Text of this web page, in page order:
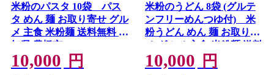
米粉のパスタ 10袋 パス
タ めん 麺 お取り寄せ グル
メ 主食 米粉麺 送料無料 愛
知県 豊橋市
10,000 円
米粉のうどん 8袋 (グルテ
ンフリーめんつゆ付) 米
粉うどん めん 麺 お取り寄
せ グルメ 主食 米粉麺 送料
無料 愛知県 豊橋市
10,000 円